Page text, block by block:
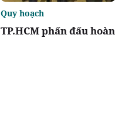
TP.HCM phấn đấu hoàn
Quy hoạch